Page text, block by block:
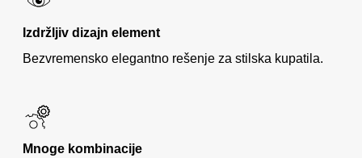
Izdržljiv dizajn element
Bezvremensko elegantno rešenje za stilska kupatila.
Mnoge kombinacije